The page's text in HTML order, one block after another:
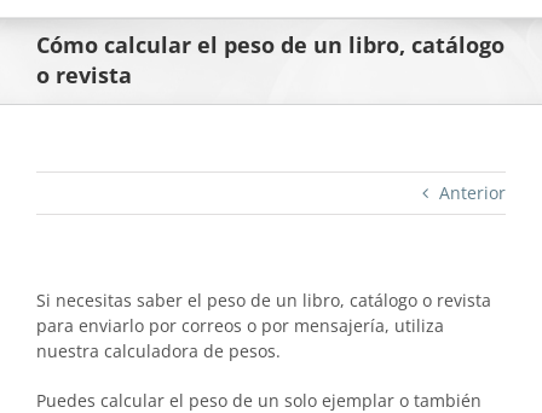
Cómo calcular el peso de un libro, catálogo
o revista
Anterior
Si necesitas saber el peso de un libro, catálogo o revista
para enviarlo por correos o por mensajería, utiliza
nuestra calculadora de pesos.
Puedes calcular el peso de un solo ejemplar o también